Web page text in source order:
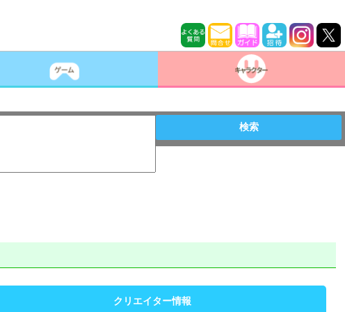
検索
クリエイター情報